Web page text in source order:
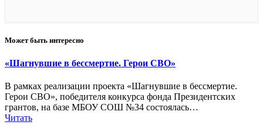
Может быть интересно
«Шагнувшие в бессмертие. Герои СВО»
В рамках реализации проекта «Шагнувшие в бессмертие.
Герои СВО», победителя конкурса фонда Президентских
грантов, на базе МБОУ СОШ №34 состоялась…
Читать